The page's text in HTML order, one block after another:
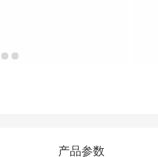
产品参数